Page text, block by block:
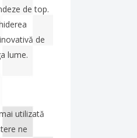
de top.
de
lume.
utilizată
ne